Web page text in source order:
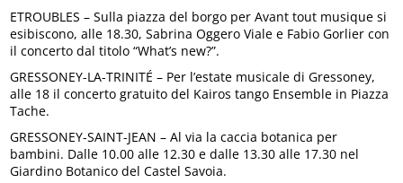
ETROUBLES – Sulla piazza del borgo per Avant tout musique si
esibiscono, alle 18.30, Sabrina Oggero Viale e Fabio Gorlier con
il concerto dal titolo “What’s new?”.
GRESSONEY-LA-TRINITÉ – Per l’estate musicale di Gressoney,
alle 18 il concerto gratuito del Kairos tango Ensemble in Piazza
Tache.
GRESSONEY-SAINT-JEAN – Al via la caccia botanica per
bambini. Dalle 10.00 alle 12.30 e dalle 13.30 alle 17.30 nel
Giardino Botanico del Castel Savoia.